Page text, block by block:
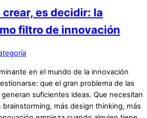
es decidir: la
filtro de innovación
en el mundo de la innovación
que el gran problema de las
suficientes ideas. Que necesitan
brainstorming, más design thinking, más